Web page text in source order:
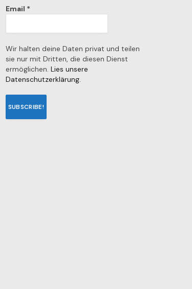
Email *
Wir halten deine Daten privat und teilen
sie nur mit Dritten, die diesen Dienst
ermöglichen. Lies unsere
Datenschutzerklärung.